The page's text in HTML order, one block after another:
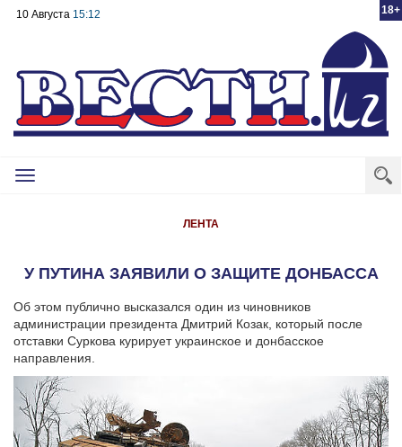
18+
10 Августа 15:12
Toggle
ЛЕНТА
У ПУТИНА ЗАЯВИЛИ О ЗАЩИТЕ ДОНБАССА
Об этом публично высказался один из чиновников
администрации президента Дмитрий Козак, который после
отставки Суркова курирует украинское и донбасское
направления.